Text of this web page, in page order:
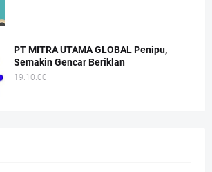
PT MITRA UTAMA GLOBAL Penipu,
Semakin Gencar Beriklan
19.10.00